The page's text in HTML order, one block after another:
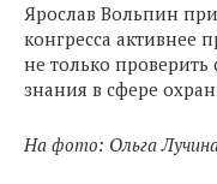
Ярослав Вольпин
конгресса активнее
не только
знания в сфере
На фото: Ольга